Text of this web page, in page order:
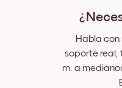
Habla con
soporte real,
m. a